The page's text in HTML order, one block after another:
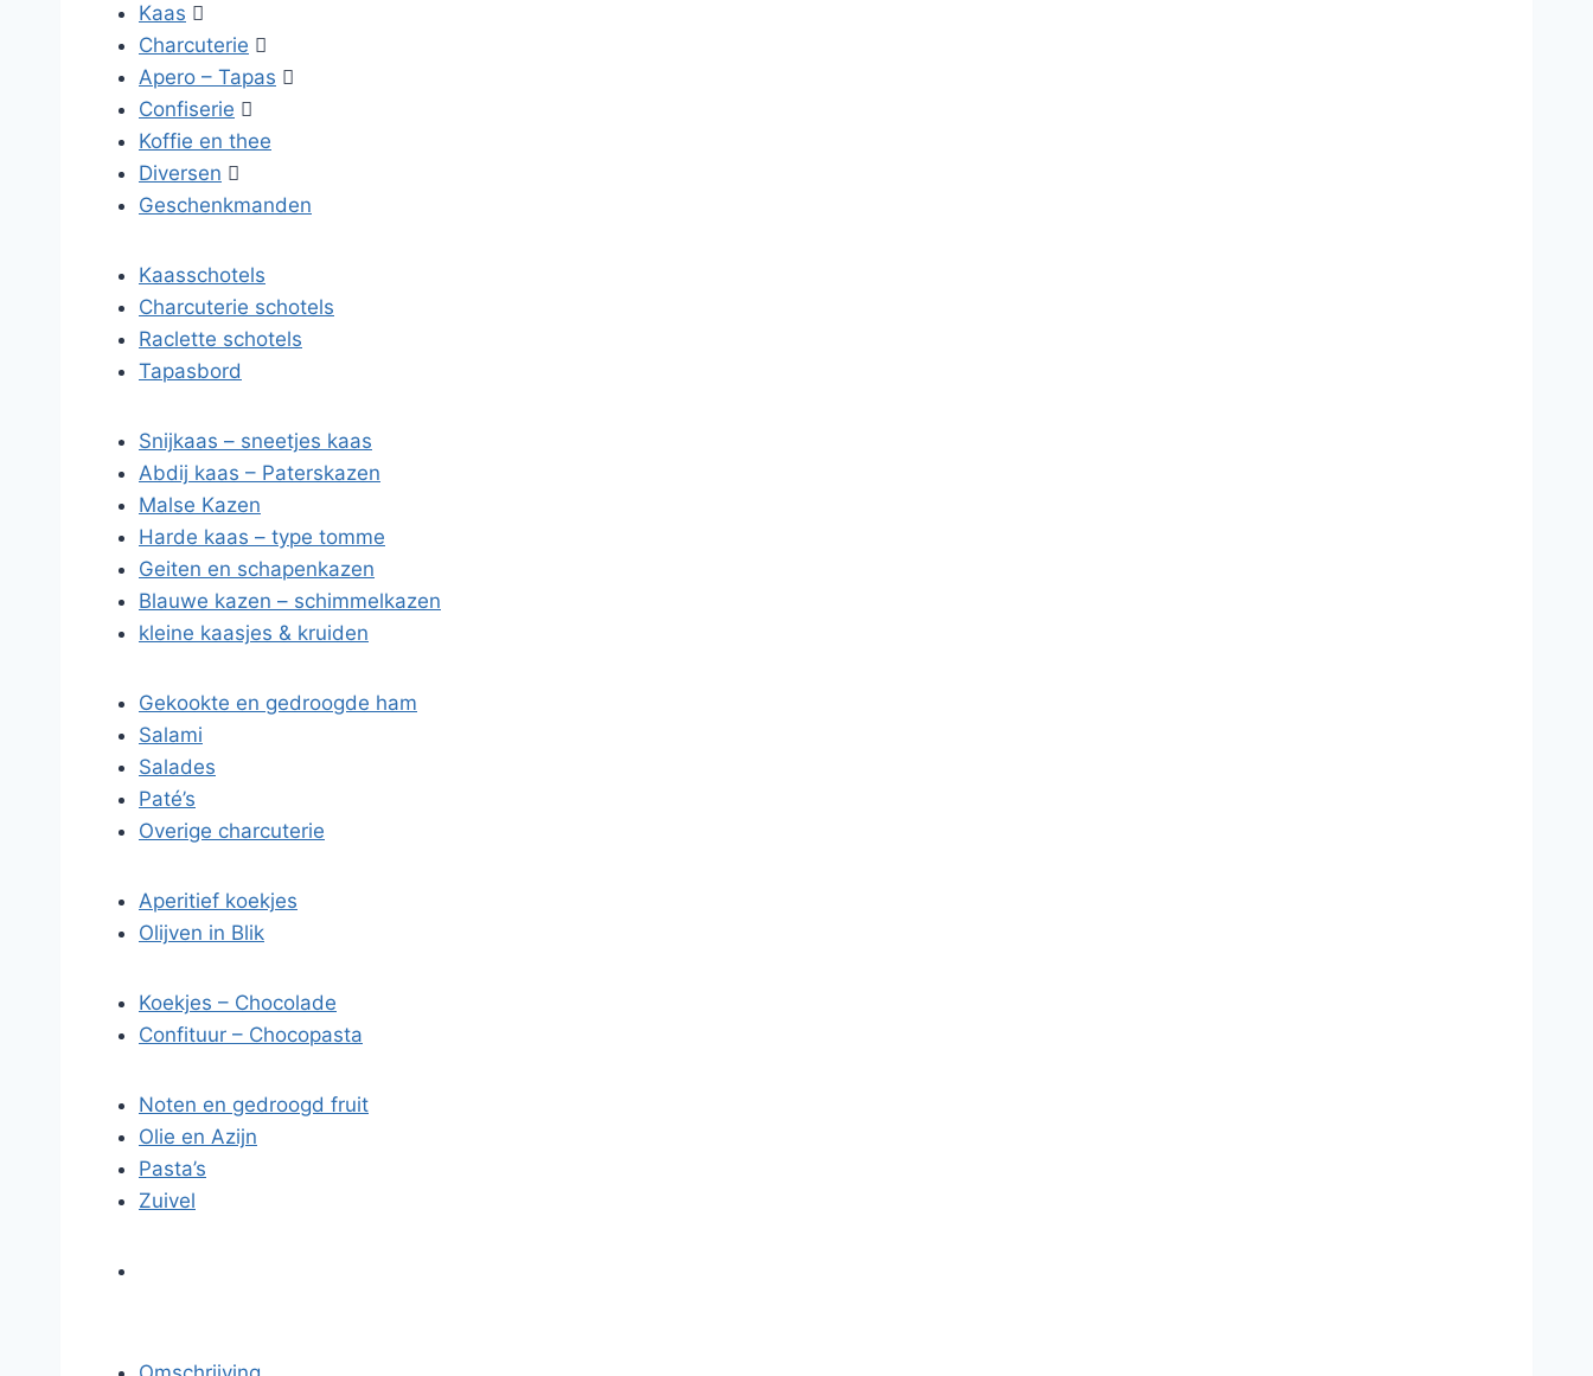
Kaas 
Charcuterie 
Apero – Tapas 
Confiserie 
Koffie en thee
Diversen 
Geschenkmanden
Kaasschotels
Charcuterie schotels
Raclette schotels
Tapasbord
Snijkaas – sneetjes kaas
Abdij kaas – Paterskazen
Malse Kazen
Harde kaas – type tomme
Geiten en schapenkazen
Blauwe kazen – schimmelkazen
kleine kaasjes & kruiden
Gekookte en gedroogde ham
Salami
Salades
Paté’s
Overige charcuterie
Aperitief koekjes
Olijven in Blik
Koekjes – Chocolade
Confituur – Chocopasta
Noten en gedroogd fruit
Olie en Azijn
Pasta’s
Zuivel